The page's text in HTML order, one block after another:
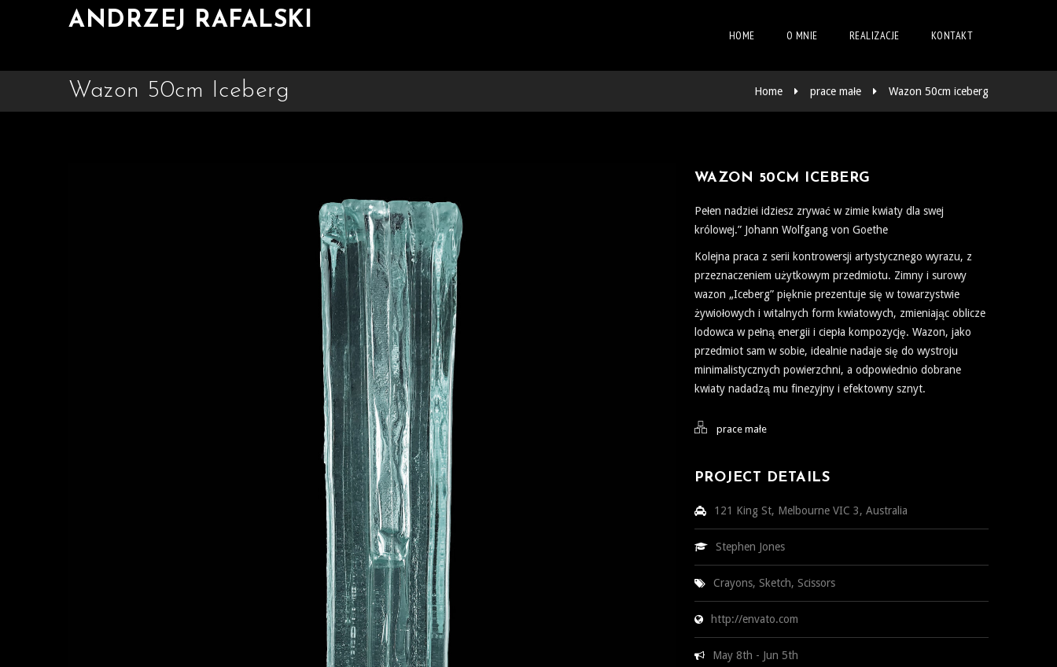
ANDRZEJ RAFALSKI
HOME O MNIE REALIZACJE KONTAKT
Wazon 50cm Iceberg Home prace małe Wazon 50cm iceberg
WAZON 50CM ICEBERG
Pełen nadziei idziesz zrywać w zimie kwiaty dla swej
królowej.” Johann Wolfgang von Goethe
Kolejna praca z serii kontrowersji artystycznego wyrazu, z
przeznaczeniem użytkowym przedmiotu. Zimny i surowy
wazon „Iceberg” pięknie prezentuje się w towarzystwie
żywiołowych i witalnych form kwiatowych, zmieniając oblicze
lodowca w pełną energii i ciepła kompozycję. Wazon, jako
przedmiot sam w sobie, idealnie nadaje się do wystroju
minimalistycznych powierzchni, a odpowiednio dobrane
kwiaty nadadzą mu finezyjny i efektowny sznyt.
prace małe
PROJECT DETAILS
121 King St, Melbourne VIC 3, Australia
Stephen Jones
Crayons, Sketch, Scissors
http://envato.com
May 8th - Jun 5th